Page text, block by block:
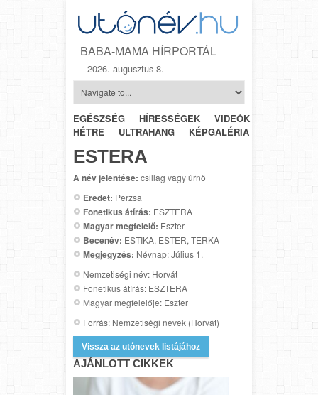
BABA-MAMA HÍRPORTÁL
2026. augusztus 8.
EGÉSZSÉG HÍRESSÉGEK VIDEÓK
HÉTRŐL-
HÉTRE
ULTRAHANG KÉPGALÉRIA
ESTERA
A név jelentése: csillag vagy úrnő
Eredet: Perzsa
Fonetikus átírás: ESZTERA
Magyar megfelelő: Eszter
Becenév: ESTIKA, ESTER, TERKA
Megjegyzés: Névnap: Július 1.
Nemzetiségi név: Horvát
Fonetikus átírás: ESZTERA
Magyar megfelelője: Eszter
Forrás: Nemzetiségi nevek (Horvát)
Vissza az utónevek listájához
AJÁNLOTT CIKKEK